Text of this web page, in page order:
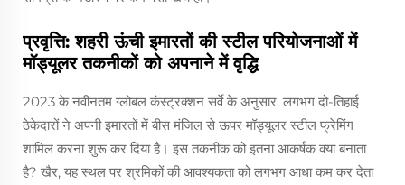
प्रवृत्ति: शहरी ऊंची इमारतों की स्टील परियोजनाओं में
मॉड्यूलर तकनीकों को अपनाने में वृद्धि
2023 के नवीनतम ग्लोबल कंस्ट्रक्शन सर्वे के अनुसार, लगभग दो-तिहाई
ठेकेदारों ने अपनी इमारतों में बीस मंजिल से ऊपर मॉड्यूलर स्टील फ्रेमिंग
शामिल करना शुरू कर दिया है। इस तकनीक को इतना आकर्षक क्या बनाता
है? खैर, यह स्थल पर श्रमिकों की आवश्यकता को लगभग आधा कम कर देता